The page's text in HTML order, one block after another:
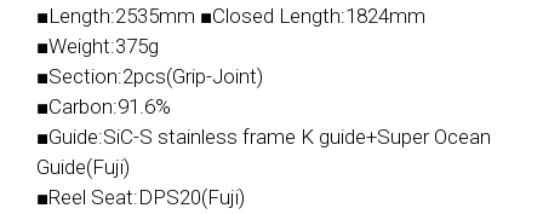
■Length:2535mm ■Closed Length:1824mm
■Weight:375g
■Section:2pcs(Grip-Joint)
■Carbon:91.6%
■Guide:SiC-S stainless frame K guide+Super Ocean
Guide(Fuji)
■Reel Seat:DPS20(Fuji)